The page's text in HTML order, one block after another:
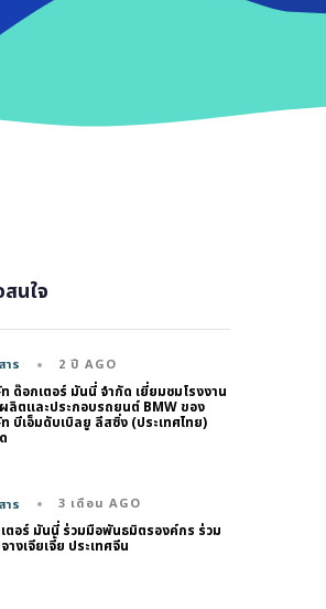
นใจ
าร 2 ปี AGO
ด๊อกเตอร์ มันนี่ จำกัด เยี่ยมชมโรงงาน
ลิตและประกอบรถยนต์ BMW ของ
บีเอ็มดับเบิลยู ลีสซิ่ง (ประเทศไทย)
าร 3 เดือน AGO
ตอร์ มันนี่ ร่วมมือพันธมิตรองค์กร ร่วม
างเจียเจี้ย ประเทศจีน